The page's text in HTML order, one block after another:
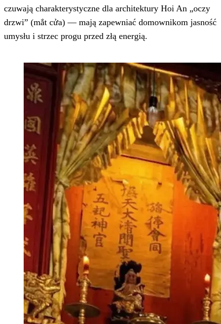
czuwają charakterystyczne dla architektury Hoi An „oczy
drzwi” (mắt cửa) — mają zapewniać domownikom jasność
umysłu i strzec progu przed złą energią.